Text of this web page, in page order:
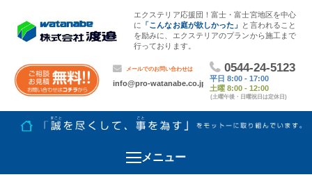
エクステリア応援団！富士・富士宮地区を中心
に 「こんなお庭が欲しかった」
と言われること
を励みに、エクステリアのプランから施工まで
行っております。
メニュー